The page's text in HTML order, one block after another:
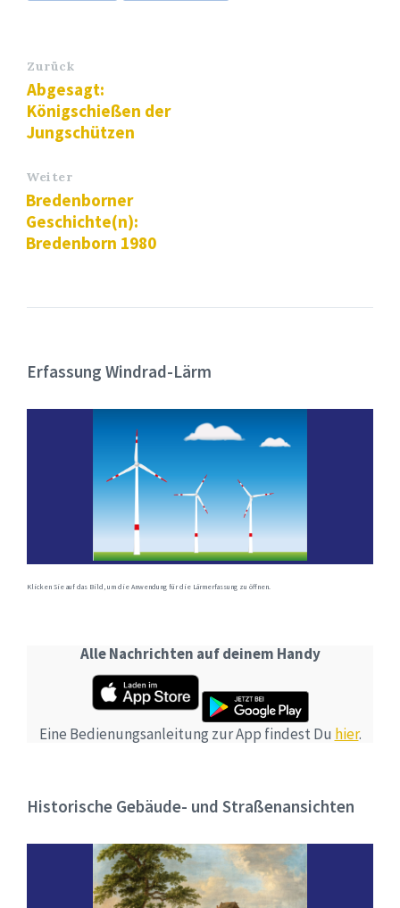
Zurück
Abgesagt:
Königschießen der
Jungschützen
Weiter
Bredenborner
Geschichte(n):
Bredenborn 1980
Erfassung Windrad-Lärm
Klicken Sie auf das Bild, um die Anwendung für die Lärmerfassung zu öffnen.
Alle Nachrichten auf deinem Handy
Eine Bedienungsanleitung zur App findest Du hier.
Historische Gebäude- und Straßenansichten